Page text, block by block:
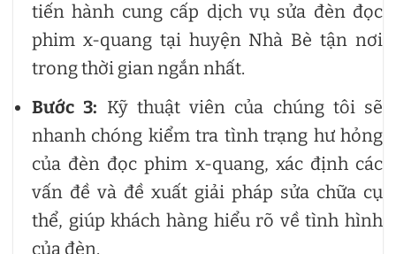
tiến hành cung cấp dịch vụ sửa đèn đọc
phim x-quang tại huyện Nhà Bè tận nơi
trong thời gian ngắn nhất.
Bước 3: Kỹ thuật viên của chúng tôi sẽ
nhanh chóng kiểm tra tình trạng hư hỏng
của đèn đọc phim x-quang, xác định các
vấn đề và đề xuất giải pháp sửa chữa cụ
thể, giúp khách hàng hiểu rõ về tình hình
của đèn.